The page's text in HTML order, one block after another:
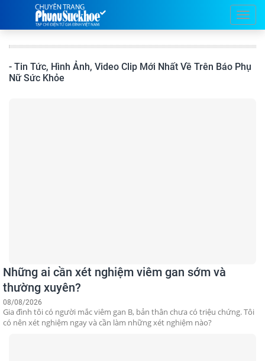
- Tin Tức, Hình Ảnh, Video Clip Mới Nhất Về Trên Báo Phụ
Nữ Sức Khỏe
Những ai cần xét nghiệm viêm gan sớm và
thường xuyên?
08/08/2026
Gia đình tôi có người mắc viêm gan B, bản thân chưa có triệu chứng. Tôi
có nên xét nghiệm ngay và cần làm những xét nghiệm nào?